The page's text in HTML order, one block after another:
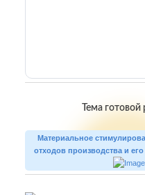
Тема
Материальное
отходов производства и